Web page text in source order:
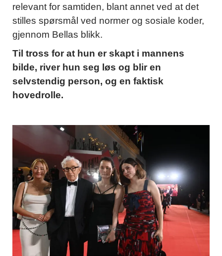
relevant for samtiden, blant annet ved at det
stilles spørsmål ved normer og sosiale koder,
gjennom Bellas blikk.
Til tross for at hun er skapt i mannens
bilde, river hun seg løs og blir en
selvstendig person, og en faktisk
hovedrolle.